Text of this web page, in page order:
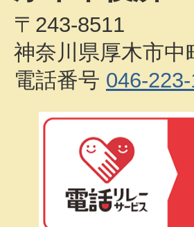
〒243-8511
神奈川県厚木市中
電話番号 046-